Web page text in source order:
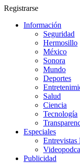
Registrarse
Información
Seguridad
Hermosillo
México
Sonora
Mundo
Deportes
Salud
Ciencia
Tecnología
Especiales
Entrevistas
Publicidad